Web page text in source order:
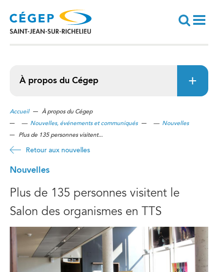
contenu
principal
Recherche
À propos du Cégep
Accueil
À propos du Cégep
— Nouvelles, événements et communiqués — Nouvelles
Plus de 135 personnes visitent...
Retour aux nouvelles
Nouvelles
Plus de 135 personnes visitent le
Salon des organismes en TTS